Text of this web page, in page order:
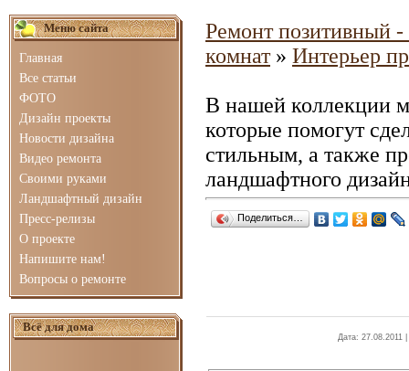
Меню сайта
Главная
Все статьи
ФОТО
Дизайн проекты
Новости дизайна
Видео ремонта
Своими руками
Ландшафтный дизайн
Пресс-релизы
О проекте
Напишите нам!
Вопросы о ремонте
Всё для дома
Ремонт позитивный -
комнат» Интерьер
В нашей коллекции
которые помогут
стильным, а также
ландшафтного
Поделиться…
Дата: 27.08.2011 |